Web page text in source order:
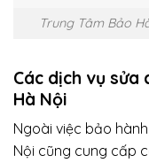
Trung Tâm Bảo
Các dịch vụ sửa
Hà Nội
Ngoài việc bảo
Nội cũng cung cấp